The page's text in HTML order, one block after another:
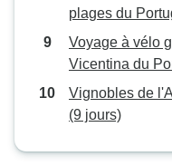
plages du
Voyage à vélo
Vicentina du
Vignobles de
(9 jours)